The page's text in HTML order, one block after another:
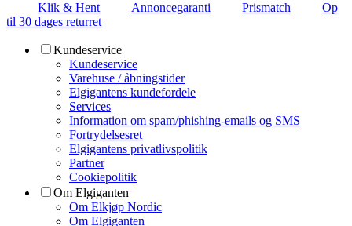
Klik & Hent Annoncegaranti Prismatch
Op
til 30 dages returret
Kundeservice
Kundeservice
Varehuse / åbningstider
Elgigantens kundefordele
Services
Information om spam/phishing-emails og SMS
Fortrydelsesret
Elgigantens privatlivspolitik
Partner
Cookiepolitik
Om Elgiganten
Om Elkjøp Nordic
Om Elgiganten